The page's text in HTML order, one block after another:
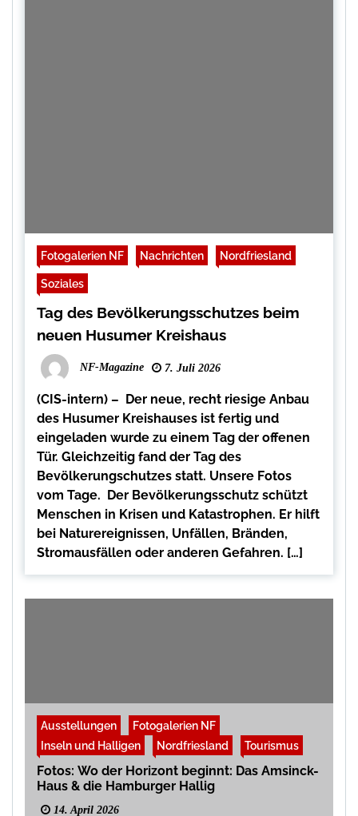
Fotogalerien NF Nachrichten Nordfriesland
Soziales
Tag des Bevölkerungsschutzes beim
neuen Husumer Kreishaus
NF-Magazine 7. Juli 2026
(CIS-intern) – Der neue, recht riesige Anbau
des Husumer Kreishauses ist fertig und
eingeladen wurde zu einem Tag der offenen
Tür. Gleichzeitig fand der Tag des
Bevölkerungschutzes statt. Unsere Fotos
vom Tage. Der Bevölkerungsschutz schützt
Menschen in Krisen und Katastrophen. Er hilft
bei Naturereignissen, Unfällen, Bränden,
Stromausfällen oder anderen Gefahren. […]
Ausstellungen
Fotogalerien NF
Inseln und Halligen
Nordfriesland Tourismus
Fotos: Wo der Horizont beginnt: Das Amsinck-
Haus & die Hamburger Hallig
14. April 2026